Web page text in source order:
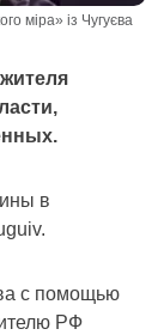
міра» із Чугуєва
в
с помощью
РФ